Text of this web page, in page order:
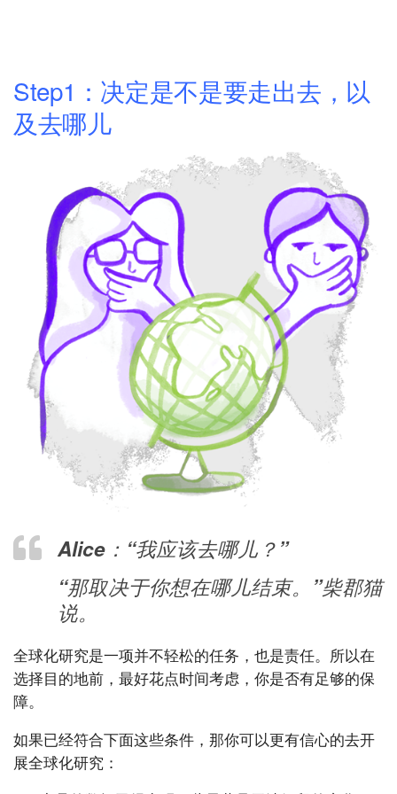
Step1：决定是不是要走出去，以
及去哪儿
Alice：“我应该去哪儿？”
“那取决于你想在哪儿结束。”柴郡猫
说。
全球化研究是一项并不轻松的任务，也是责任。所以在
选择目的地前，最好花点时间考虑，你是否有足够的保
障。
如果已经符合下面这些条件，那你可以更有信心的去开
展全球化研究：